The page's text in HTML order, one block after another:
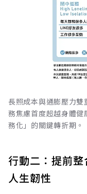
長照成本與通膨壓力
務焦慮首度超越身體
務化」的關鍵轉折期。
行動二：提前
人生韌性